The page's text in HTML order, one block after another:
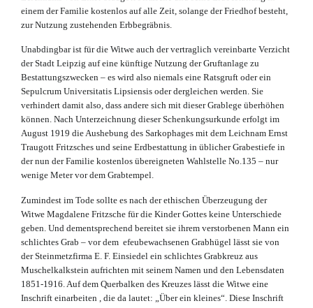
einem der Familie kostenlos auf alle Zeit, solange der Friedhof besteht,
zur Nutzung zustehenden Erbbegräbnis.
Unabdingbar ist für die Witwe auch der vertraglich vereinbarte Verzicht
der Stadt Leipzig auf eine künftige Nutzung der Gruftanlage zu
Bestattungszwecken – es wird also niemals eine Ratsgruft oder ein
Sepulcrum Universitatis Lipsiensis oder dergleichen werden. Sie
verhindert damit also, dass andere sich mit dieser Grablege überhöhen
können. Nach Unterzeichnung dieser Schenkungsurkunde erfolgt im
August 1919 die Aushebung des Sarkophages mit dem Leichnam Ernst
Traugott Fritzsches und seine Erdbestattung in üblicher Grabestiefe in
der nun der Familie kostenlos übereigneten Wahlstelle No.135 – nur
wenige Meter vor dem Grabtempel.
Zumindest im Tode sollte es nach der ethischen Überzeugung der
Witwe Magdalene Fritzsche für die Kinder Gottes keine Unterschiede
geben. Und dementsprechend bereitet sie ihrem verstorbenen Mann ein
schlichtes Grab – vor dem efeubewachsenen Grabhügel lässt sie von
der Steinmetzfirma E. F. Einsiedel ein schlichtes Grabkreuz aus
Muschelkalkstein aufrichten mit seinem Namen und den Lebensdaten
1851-1916. Auf dem Querbalken des Kreuzes lässt die Witwe eine
Inschrift einarbeiten , die da lautet: „Über ein kleines“. Diese Inschrift